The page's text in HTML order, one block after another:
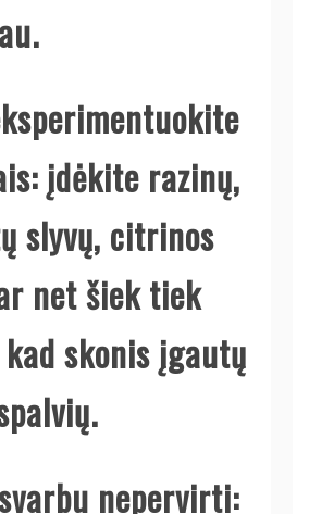
įdėkite razinų,
slyvų, citrinos
net šiek tiek
skonis įgautų
nepervirti: